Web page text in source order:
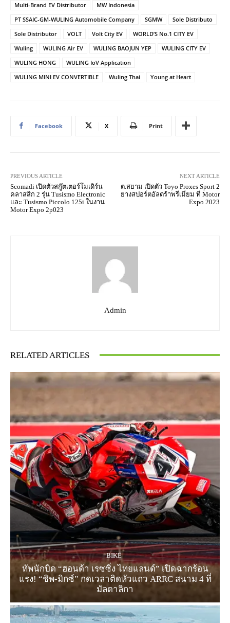
Multi-Brand EV Distributor
MW Indonesia
PT SSAIC-GM-WULING Automobile Company
SGMW
Sole Distributo
Sole Distributor
VOLT Volt City EV
WORLD’S No.1 CITY EV
Wuling
WULING Air EV WULING BAOJUN YEP
WULING CITY EV
WULING HONG
WULING IoV Application
WULING MINI EV CONVERTIBLE
Wuling Thai Young at Heart
Facebook X Print
PREVIOUS ARTICLE
Scomadi เปิดตัวสกู๊ตเตอร์โมเดิร์น
คลาสสิก 2 รุ่น Tusismo Electronic
และ Tusismo Piccolo 125i ในงาน
Motor Expo 2p023
NEXT ARTICLE
ต.สยาม เปิดตัว Toyo Proxes Sport 2
ยางสปอร์ตอัลตร้าพรีเมี่ยม ที่ Motor
Expo 2023
Admin
RELATED ARTICLES
BIKE
ทัพนักบิด “ฮอนด้า เรซซิ่ง ไทยแลนด์” เปิดฉากร้อน
แรง! “ชิพ-มิกซ์” กดเวลาติดหัวแถว ARRC สนาม 4 ที่
มัลดาลิกา